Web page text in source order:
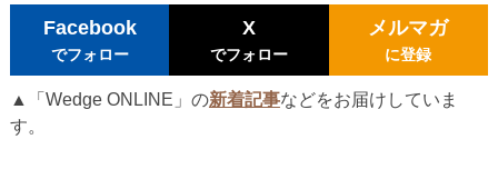
Facebook
でフォロー
X
でフォロー
メルマガ
に登録
▲「Wedge ONLINE」の新着記事などをお届けしていま
す。